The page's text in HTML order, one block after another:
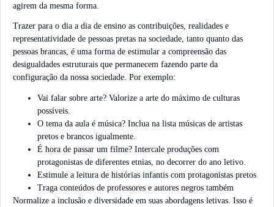
agirem da mesma forma.
Trazer para o dia a dia de ensino as contribuições, realidades e
representatividade de pessoas pretas na sociedade, tanto quanto das
pessoas brancas, é uma forma de estimular a compreensão das
desigualdades estruturais que permanecem fazendo parte da
configuração da nossa sociedade. Por exemplo:
Vai falar sobre arte? Valorize a arte do máximo de culturas
possíveis.
O tema da aula é música? Inclua na lista músicas de artistas
pretos e brancos igualmente.
É hora de passar um filme? Intercale produções com
protagonistas de diferentes etnias, no decorrer do ano letivo.
Estimule a leitura de histórias infantis com protagonistas pretos
Traga conteúdos de professores e autores negros também
Normalize a inclusão e diversidade em suas abordagens letivas. Isso é